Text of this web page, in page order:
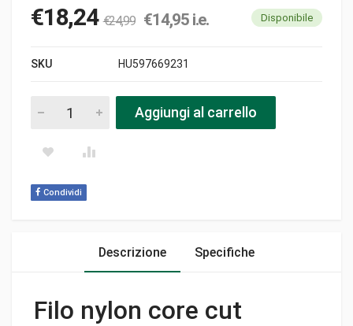
€18,24 €24,99 €14,95 i.e. Disponibile
SKU HU597669231
Filo nylon core cut 3.0mm/56mt husqvarna pezzi
Aggiungi al carrello
Condividi
Descrizione Specifiche
Filo nylon core cut